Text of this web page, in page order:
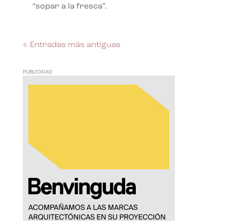
“sopar a la fresca”.
« Entradas más antiguas
PUBLICIDAD